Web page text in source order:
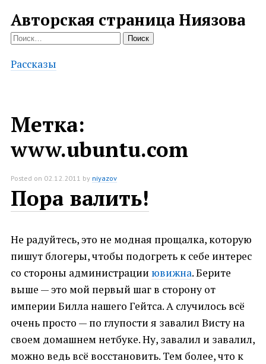
Авторская страница Ниязова
Найти:
Рассказы
Метка:
www.ubuntu.com
Posted on 02.12.2011 byniyazov
Пора валить!
Не радуйтесь, это не модная прощалка, которую
пишут блогеры, чтобы подогреть к себе интерес
со стороны администрации ювижна. Берите
выше — это мой первый шаг в сторону от
империи Билла нашего Гейтса. А случилось всё
очень просто — по глупости я завалил Висту на
своем домашнем нетбуке. Ну, завалил и завалил,
можно ведь всё восстановить. Тем более, что к